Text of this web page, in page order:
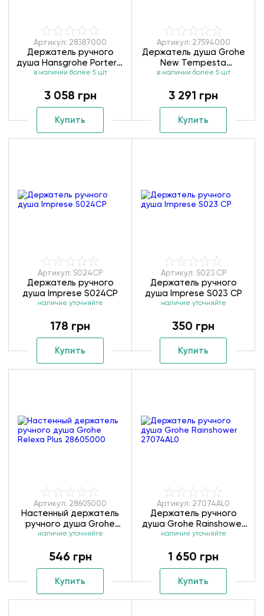
Артикул: 28387000
Держатель ручного
душа Hansgrohe Porter E
28387000
в наличии более 5 шт
3 058 грн
Купить
Артикул: 27594000
Держатель душа Grohe
New Tempesta
Cosmopolitan 27594000
в наличии более 5 шт
3 291 грн
Купить
Артикул: S024CP
Держатель ручного
душа Imprese S024CP
наличие уточняйте
178 грн
Купить
Артикул: S023 CP
Держатель ручного
душа Imprese S023 CP
наличие уточняйте
350 грн
Купить
Артикул: 28605000
Настенный держатель
ручного душа Grohe
Relexa Plus 28605000
наличие уточняйте
546 грн
Купить
Артикул: 27074AL0
Держатель ручного
душа Grohe Rainshower
27074AL0
наличие уточняйте
1 650 грн
Купить